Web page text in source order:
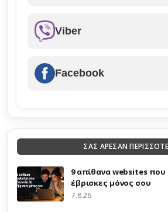
Viber
Facebook
ΣΑΣ ΑΡΕΣΑΝ
9 απίθανα websites
έβρισκες μόνος σου
7.8.26